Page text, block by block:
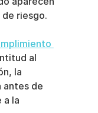
riesgo.
al
la
antes de
a la